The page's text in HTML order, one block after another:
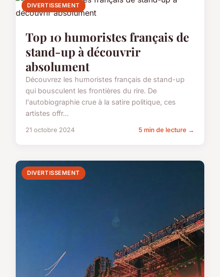
DIVERTISSEMENT
Top 10 humoristes français de
stand-up à découvrir
absolument
Découvrez les humoristes français de stand-up
qui bousculent les frontières du rire. De
l'autobiographie crue à la satire politique, ces
artistes offr...
21 octobre 2024 5 min de lecture →
DIVERTISSEMENT